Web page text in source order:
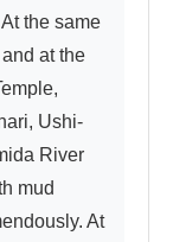
the same
at the
Ushi-
River
mud
At